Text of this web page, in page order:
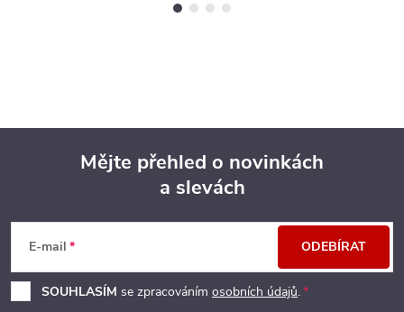
p
Mějte přehled o novinkách
a slevách
E-mail
SOUHLASÍM se zpracováním osobních údajů.
ODEBÍRAT